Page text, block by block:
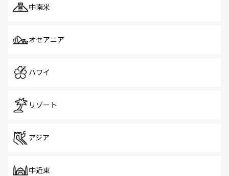
中南米
オセアニア
ハワイ
リゾート
アジア
中近東